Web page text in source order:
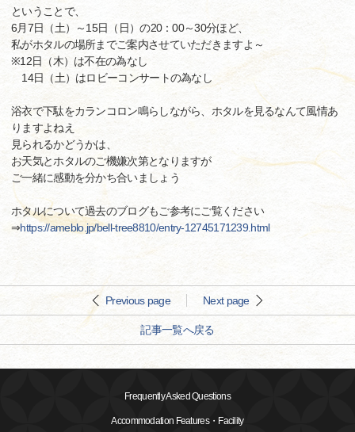
ということで、
6月7日（土）～15日（日）の20：00～30分ほど、
私がホタルの場所までご案内させていただきますよ～
※12日（木）は不在の為なし
14日（土）はロビーコンサートの為なし
浴衣で下駄をカランコロン鳴らしながら、ホタルを見るなんて風情あ
りますよねえ
見られるかどうかは、
お天気とホタルのご機嫌次第となりますが
ご一緒に感動を分かち合いましょう
ホタルについて過去のブログもご参考にご覧ください
⇒https://ameblo.jp/bell-tree8810/entry-12745171239.html
Previous page Next page
記事一覧へ戻る
Frequently Asked Questions
Accommodation Features・Facility